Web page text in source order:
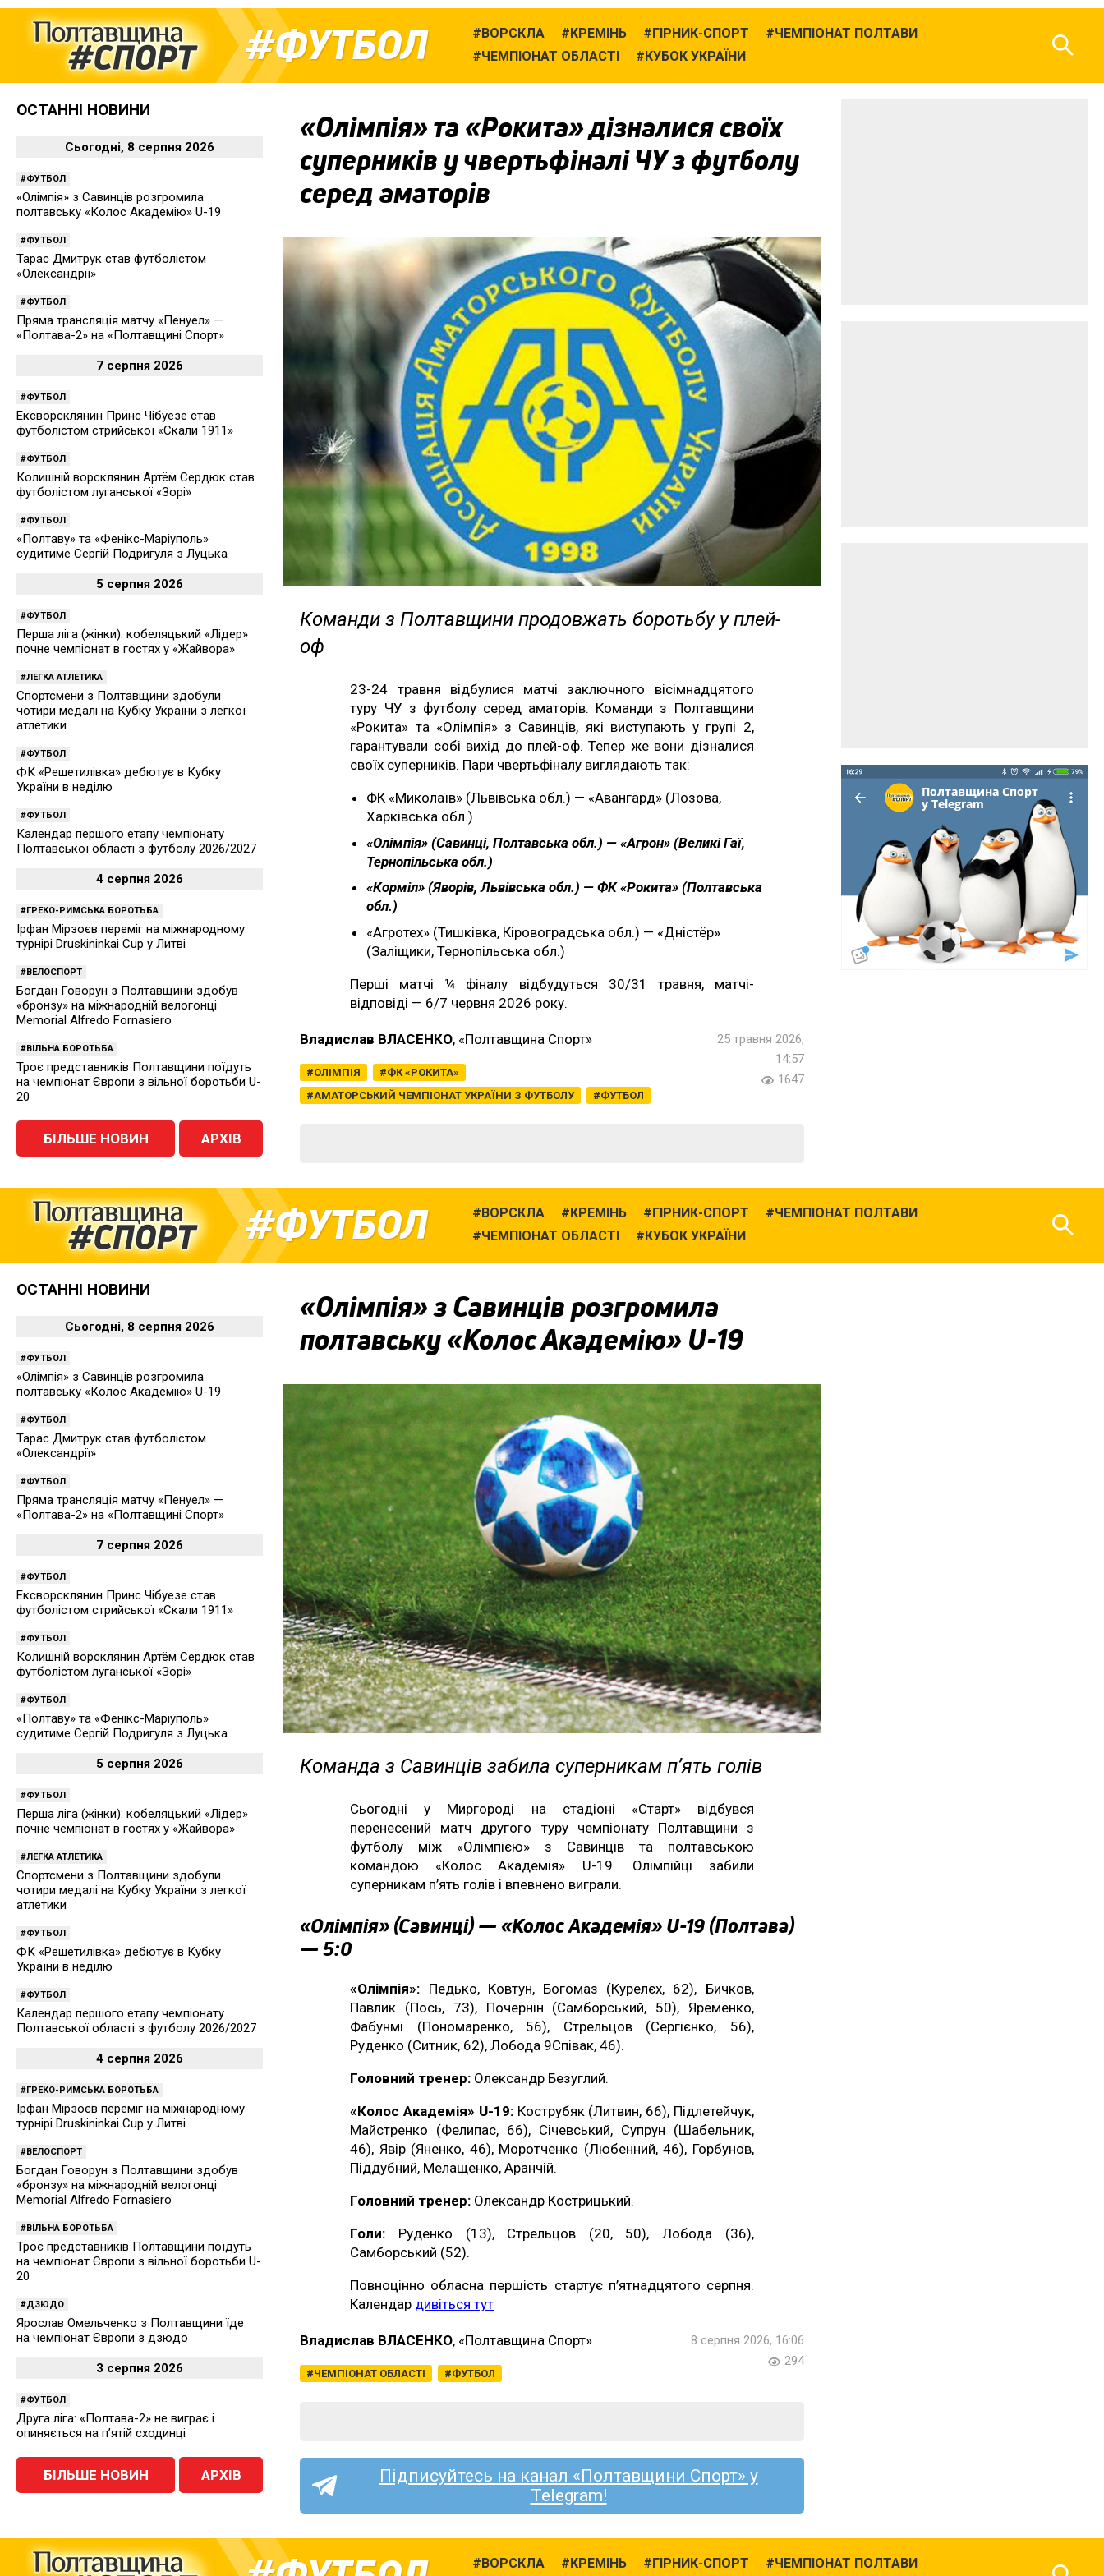
ФУТБОЛ ВОРСКЛА КРЕМІНЬ ГІРНИК-СПОРТ
ЧЕМПІОНАТ ПОЛТАВИ
ЧЕМПІОНАТ ОБЛАСТІ
КУБОК УКРАЇНИ
«Олімпія» та «Рокита» дізналися своїх
суперників у чвертьфіналі ЧУ з футболу
серед аматорів
Команди з Полтавщини продовжать боротьбу у плей-
оф
23-24 травня відбулися матчі заключного вісімнадцятого
туру ЧУ з футболу серед аматорів. Команди з Полтавщини
«Рокита» та «Олімпія» з Савинців, які виступають у групі 2,
гарантували собі вихід до плей-оф. Тепер же вони дізналися
своїх суперників. Пари чвертьфіналу виглядають так:
ФК «Миколаїв» (Львівська обл.) — «Авангард» (Лозова,
Харківська обл.)
«Олімпія» (Савинці, Полтавська обл.) — «Агрон» (Великі Гаї,
Тернопільська обл.)
«Корміл» (Яворів, Львівська обл.) — ФК «Рокита» (Полтавська
обл.)
«Агротех» (Тишківка, Кіровоградська обл.) — «Дністёр»
(Заліщики, Тернопільська обл.)
Перші матчі ¼ фіналу відбудуться 30/31 травня, матчі-
відповіді — 6/7 червня 2026 року.
Владислав ВЛАСЕНКО, «Полтавщина Спорт»
ОЛІМПІЯ
ФК «РОКИТА»
АМАТОРСЬКИЙ ЧЕМПІОНАТ УКРАЇНИ З ФУТБОЛУ
ФУТБОЛ
25 травня 2026,
14:57
1647
ОСТАННІ НОВИНИ
Сьогодні, 8 серпня 2026
ФУТБОЛ
«Олімпія» з Савинців розгромила
полтавську «Колос Академію» U-19
ФУТБОЛ
Тарас Дмитрук став футболістом
«Олександрії»
ФУТБОЛ
Пряма трансляція матчу «Пенуел» —
«Полтава-2» на «Полтавщині Спорт»
7 серпня 2026
ФУТБОЛ
Ексворсклянин Принс Чібуезе став
футболістом стрийської «Скали 1911»
ФУТБОЛ
Колишній ворсклянин Артём Сердюк став
футболістом луганської «Зорі»
ФУТБОЛ
«Полтаву» та «Фенікс-Маріуполь»
судитиме Сергій Подригуля з Луцька
5 серпня 2026
ФУТБОЛ
Перша ліга (жінки): кобеляцький «Лідер»
почне чемпіонат в гостях у «Жайвора»
ЛЕГКА АТЛЕТИКА
Спортсмени з Полтавщини здобули
чотири медалі на Кубку України з легкої
атлетики
ФУТБОЛ
ФК «Решетилівка» дебютує в Кубку
України в неділю
ФУТБОЛ
Календар першого етапу чемпіонату
Полтавської області з футболу 2026/2027
4 серпня 2026
ГРЕКО-РИМСЬКА БОРОТЬБА
Ірфан Мірзоєв переміг на міжнародному
турнірі Druskininkai Cup у Литві
ВЕЛОСПОРТ
Богдан Говорун з Полтавщини здобув
«бронзу» на міжнародній велогонці
Memorial Alfredo Fornasiero
ВІЛЬНА БОРОТЬБА
Троє представників Полтавщини поїдуть
на чемпіонат Європи з вільної боротьби U-
20
БІЛЬШЕ НОВИН АРХІВ
ФУТБОЛ ВОРСКЛА КРЕМІНЬ ГІРНИК-СПОРТ
ЧЕМПІОНАТ ПОЛТАВИ
ЧЕМПІОНАТ ОБЛАСТІ
КУБОК УКРАЇНИ
«Олімпія» з Савинців розгромила
полтавську «Колос Академію» U-19
Команда з Савинців забила суперникам п’ять голів
Сьогодні у Миргороді на стадіоні «Старт» відбувся
перенесений матч другого туру чемпіонату Полтавщини з
футболу між «Олімпією» з Савинців та полтавською
командою «Колос Академія» U-19. Олімпійці забили
суперникам п’ять голів і впевнено виграли.
«Олімпія» (Савинці) — «Колос Академія» U-19 (Полтава)
— 5:0
«Олімпія»: Педько, Ковтун, Богомаз (Курелєх, 62), Бичков,
Павлик (Пось, 73), Почернін (Самборський, 50), Яременко,
Фабунмі (Пономаренко, 56), Стрельцов (Сергієнко, 56),
Руденко (Ситник, 62), Лобода 9Співак, 46).
Головний тренер: Олександр Безуглий.
«Колос Академія» U-19:Кострубяк (Литвин, 66), Підлетейчук,
Майстренко (Фелипас, 66), Січевський, Супрун (Шабельник,
46), Явір (Яненко, 46), Моротченко (Любенний, 46), Горбунов,
Піддубний, Мелащенко, Аранчій.
Головний тренер: Олександр Кострицький.
Голи: Руденко (13), Стрельцов (20, 50), Лобода (36),
Самборський (52).
Повноцінно обласна першість стартує п’ятнадцятого серпня.
Календар дивіться тут
Владислав ВЛАСЕНКО, «Полтавщина Спорт»
ЧЕМПІОНАТ ОБЛАСТІ ФУТБОЛ
8 серпня 2026, 16:06
294
Підписуйтесь на канал «Полтавщини Спорт» у
Telegram!
ОСТАННІ НОВИНИ
Сьогодні, 8 серпня 2026
ФУТБОЛ
«Олімпія» з Савинців розгромила
полтавську «Колос Академію» U-19
ФУТБОЛ
Тарас Дмитрук став футболістом
«Олександрії»
ФУТБОЛ
Пряма трансляція матчу «Пенуел» —
«Полтава-2» на «Полтавщині Спорт»
7 серпня 2026
ФУТБОЛ
Ексворсклянин Принс Чібуезе став
футболістом стрийської «Скали 1911»
ФУТБОЛ
Колишній ворсклянин Артём Сердюк став
футболістом луганської «Зорі»
ФУТБОЛ
«Полтаву» та «Фенікс-Маріуполь»
судитиме Сергій Подригуля з Луцька
5 серпня 2026
ФУТБОЛ
Перша ліга (жінки): кобеляцький «Лідер»
почне чемпіонат в гостях у «Жайвора»
ЛЕГКА АТЛЕТИКА
Спортсмени з Полтавщини здобули
чотири медалі на Кубку України з легкої
атлетики
ФУТБОЛ
ФК «Решетилівка» дебютує в Кубку
України в неділю
ФУТБОЛ
Календар першого етапу чемпіонату
Полтавської області з футболу 2026/2027
4 серпня 2026
ГРЕКО-РИМСЬКА БОРОТЬБА
Ірфан Мірзоєв переміг на міжнародному
турнірі Druskininkai Cup у Литві
ВЕЛОСПОРТ
Богдан Говорун з Полтавщини здобув
«бронзу» на міжнародній велогонці
Memorial Alfredo Fornasiero
ВІЛЬНА БОРОТЬБА
Троє представників Полтавщини поїдуть
на чемпіонат Європи з вільної боротьби U-
20
ДЗЮДО
Ярослав Омельченко з Полтавщини їде
на чемпіонат Європи з дзюдо
3 серпня 2026
ФУТБОЛ
Друга ліга: «Полтава-2» не виграє і
опиняється на п’ятій сходинці
БІЛЬШЕ НОВИН АРХІВ
ВОРСКЛА КРЕМІНЬ ГІРНИК-СПОРТ ЧЕМПІОНАТ ПОЛТАВИ